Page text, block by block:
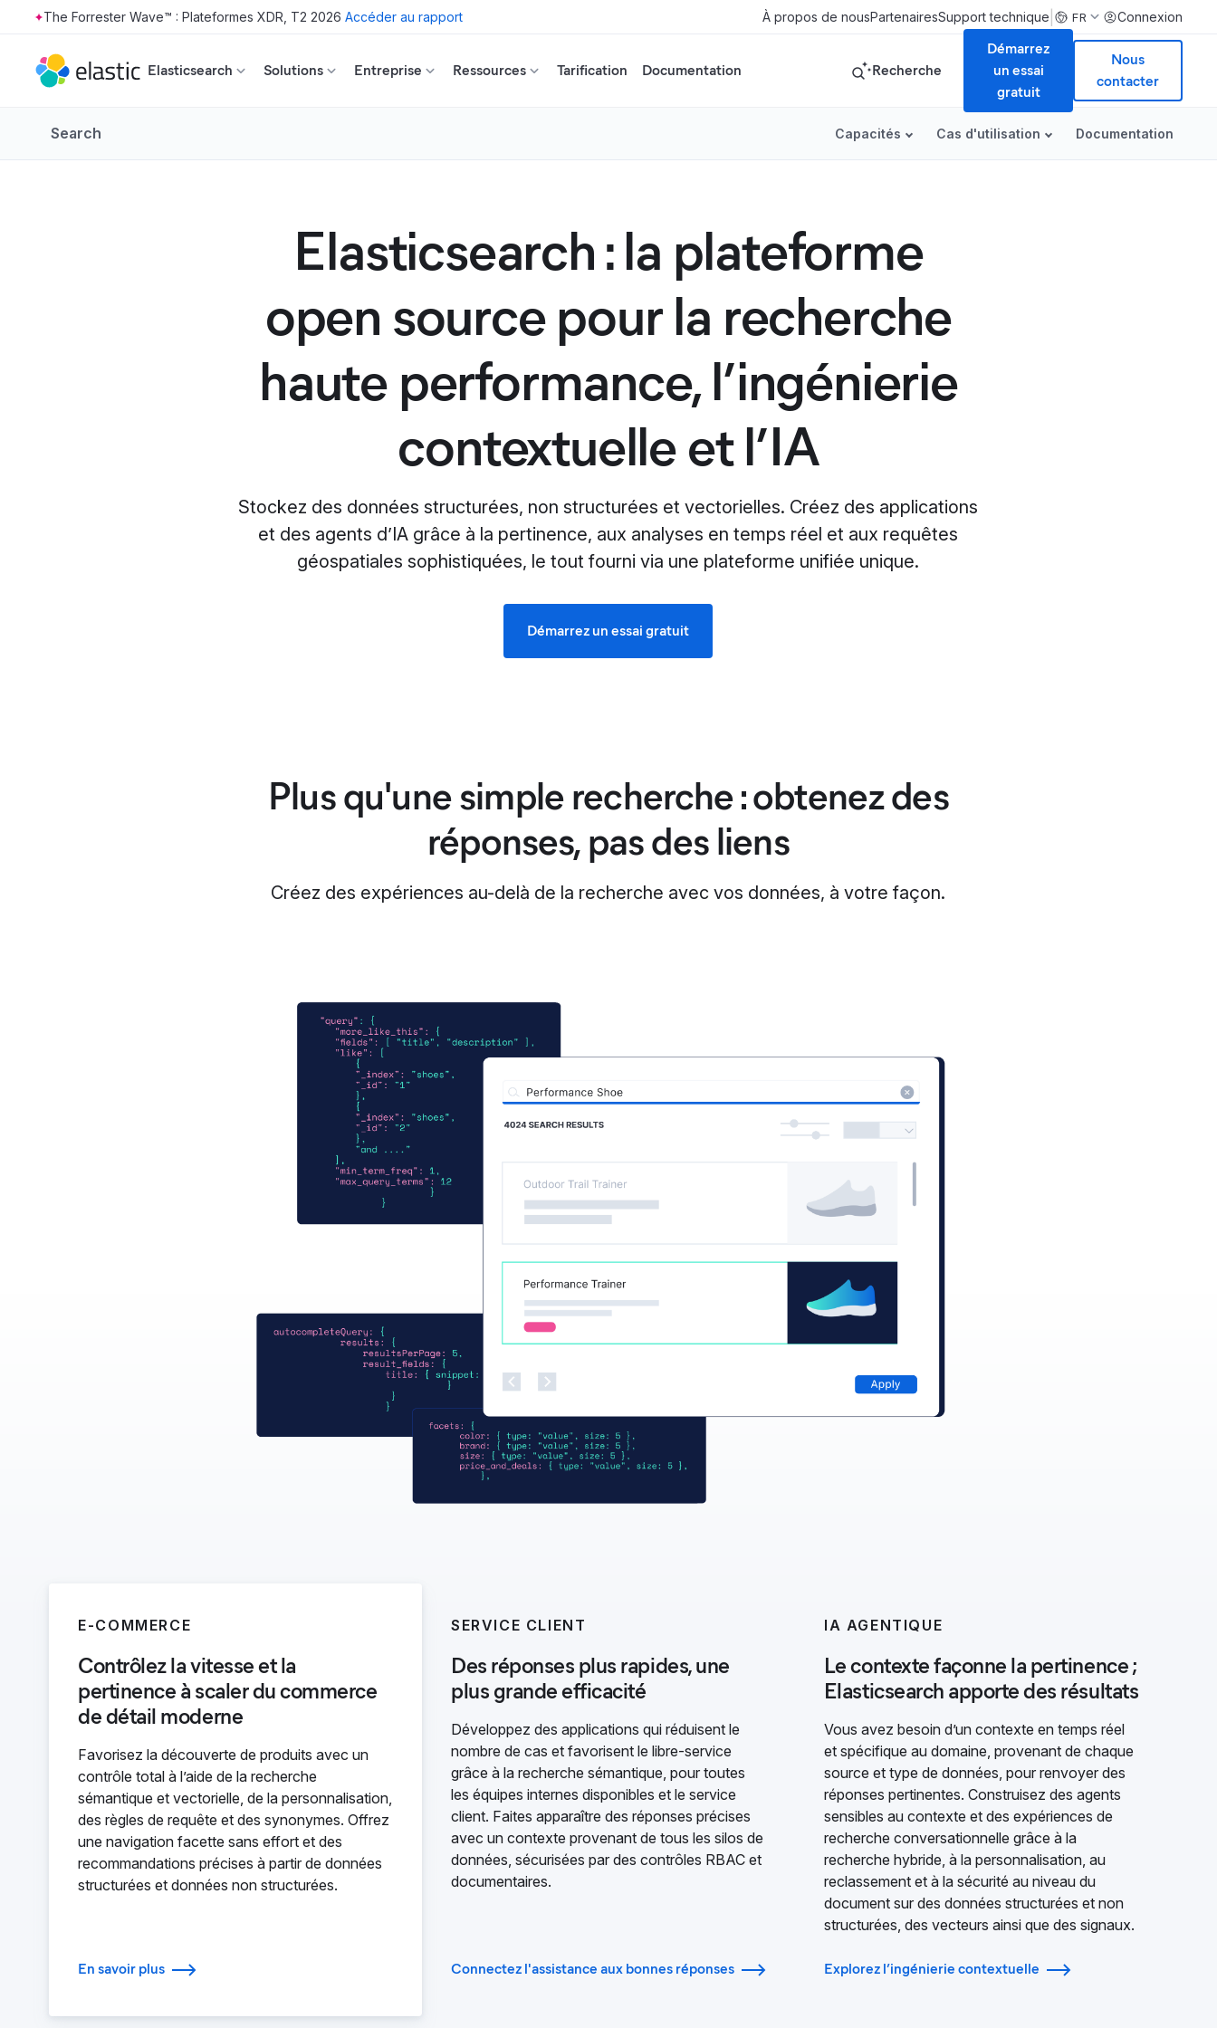
Skip to main content
The Forrester Wave™ : Plateformes XDR, T2 2026 Accéder au rapport À propos de nousPartenairesSupport technique FR Connexion
Elasticsearch Solutions Entreprise Ressources Tarification Documentation Recherche
Démarrez
un essai
gratuit
Nous
contacter
Search Capacités Cas d'utilisation Documentation
Elasticsearch : la plateforme
open source pour la recherche
haute performance, l’ingénierie
contextuelle et l’IA
Stockez des données structurées, non structurées et vectorielles. Créez des applications
et des agents d’IA grâce à la pertinence, aux analyses en temps réel et aux requêtes
géospatiales sophistiquées, le tout fourni via une plateforme unifiée unique.
Démarrez un essai gratuit
Plus qu'une simple recherche : obtenez des
réponses, pas des liens
Créez des expériences au-delà de la recherche avec vos données, à votre façon.
E-COMMERCE
Contrôlez la vitesse et la
pertinence à scaler du commerce
de détail moderne
Favorisez la découverte de produits avec un
contrôle total à l’aide de la recherche
sémantique et vectorielle, de la personnalisation,
des règles de requête et des synonymes. Offrez
une navigation facette sans effort et des
recommandations précises à partir de données
structurées et données non structurées.
En savoir plus
SERVICE CLIENT
Des réponses plus rapides, une
plus grande efficacité
Développez des applications qui réduisent le
nombre de cas et favorisent le libre-service
grâce à la recherche sémantique, pour toutes
les équipes internes disponibles et le service
client. Faites apparaître des réponses précises
avec un contexte provenant de tous les silos de
données, sécurisées par des contrôles RBAC et
documentaires.
Connectez l'assistance aux bonnes réponses
IA AGENTIQUE
Le contexte façonne la pertinence ;
Elasticsearch apporte des résultats
Vous avez besoin d’un contexte en temps réel
et spécifique au domaine, provenant de chaque
source et type de données, pour renvoyer des
réponses pertinentes. Construisez des agents
sensibles au contexte et des expériences de
recherche conversationnelle grâce à la
recherche hybride, à la personnalisation, au
reclassement et à la sécurité au niveau du
document sur des données structurées et non
structurées, des vecteurs ainsi que des signaux.
Explorez l’ingénierie contextuelle